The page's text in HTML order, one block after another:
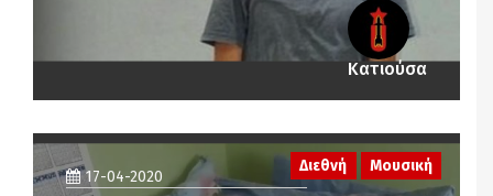
Κατιούσα
17-04-2020
Διεθνή Μουσική